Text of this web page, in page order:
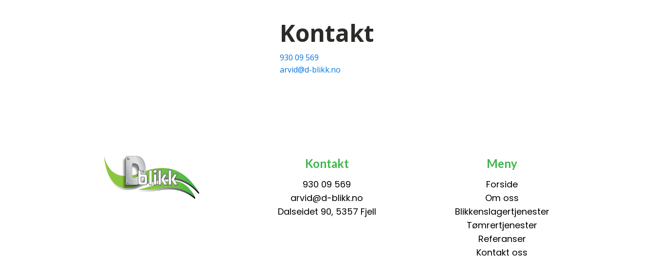
Kontakt
930 09 569
arvid@d-blikk.no
Kontakt
930 09 569
arvid@d-blikk.no
Dalseidet 90, 5357 Fjell
Meny
Forside
Om oss
Blikkenslagertjenester
Tømrertjenester
Referanser
Kontakt oss